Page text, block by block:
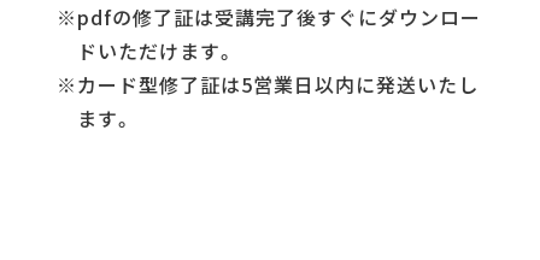
pdfの修了証は受講完了後すぐにダウンロー
ドいただけます。
カード型修了証は5営業日以内に発送いたし
ます。